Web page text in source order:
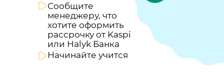
Сообщите
менеджеру, что
хотите оформить
рассрочку от Kaspi
или Halyk Банка
Начинайте учится